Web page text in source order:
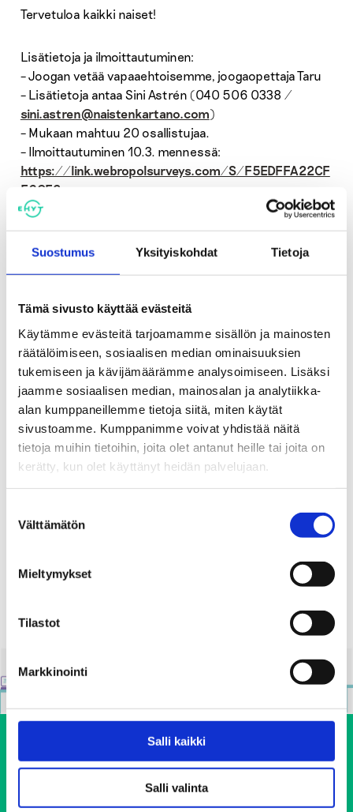
Suostumus Yksityiskohdat Tietoja
Tämä sivusto käyttää evästeitä
Käytämme evästeitä tarjoamamme sisällön ja mainosten
räätälöimiseen, sosiaalisen median ominaisuuksien
tukemiseen ja kävijämäärämme analysoimiseen. Lisäksi
jaamme sosiaalisen median, mainosalan ja analytiikka-
alan kumppaneillemme tietoja siitä, miten käytät
sivustoamme. Kumppanimme voivat yhdistää näitä
tietoja muihin tietoihin, joita olet antanut heille tai joita on
kerätty, kun olet käyttänyt heidän palvelujaan.
valinta
Välttämätön
Mieltymykset
Tilastot
Markkinointi
Salli kaikki
Salli valinta
12.3.
2026
Aika
to 12.03.2026 18:00
Tervetuloa kaikki naiset!
Lisätietoja ja ilmoittautuminen:
– Joogan vetää vapaaehtoisemme, joogaopettaja Taru
– Lisätietoja antaa Sini Astrén (040 506 0338 /
sini.astren@naistenkartano.com)
– Mukaan mahtuu 20 osallistujaa.
– Ilmoittautuminen 10.3. mennessä:
https://link.webropolsurveys.com/S/F5EDFFA22CF
E6CF2